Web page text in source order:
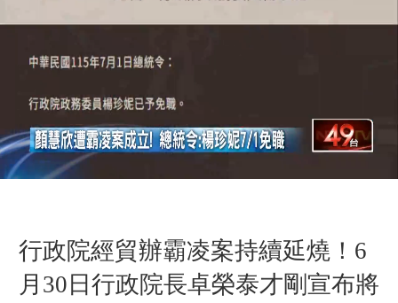
行政院經貿辦霸凌案持續延燒！6
月30日行政院長卓榮泰才剛宣布將